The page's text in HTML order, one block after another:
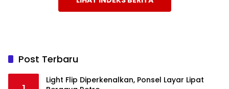
Post Terbaru
Light Flip Diperkenalkan, Ponsel Layar Lipat